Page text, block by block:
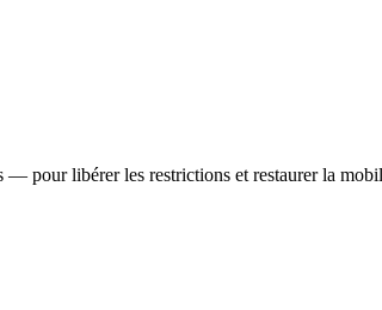
— pour libérer les restrictions et restaurer la